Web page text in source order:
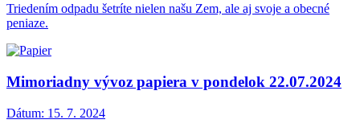
Triedením odpadu šetríte nielen našu Zem, ale aj svoje a obecné
peniaze.
Mimoriadny vývoz papiera v pondelok 22.07.2024
Dátum: 15. 7. 2024